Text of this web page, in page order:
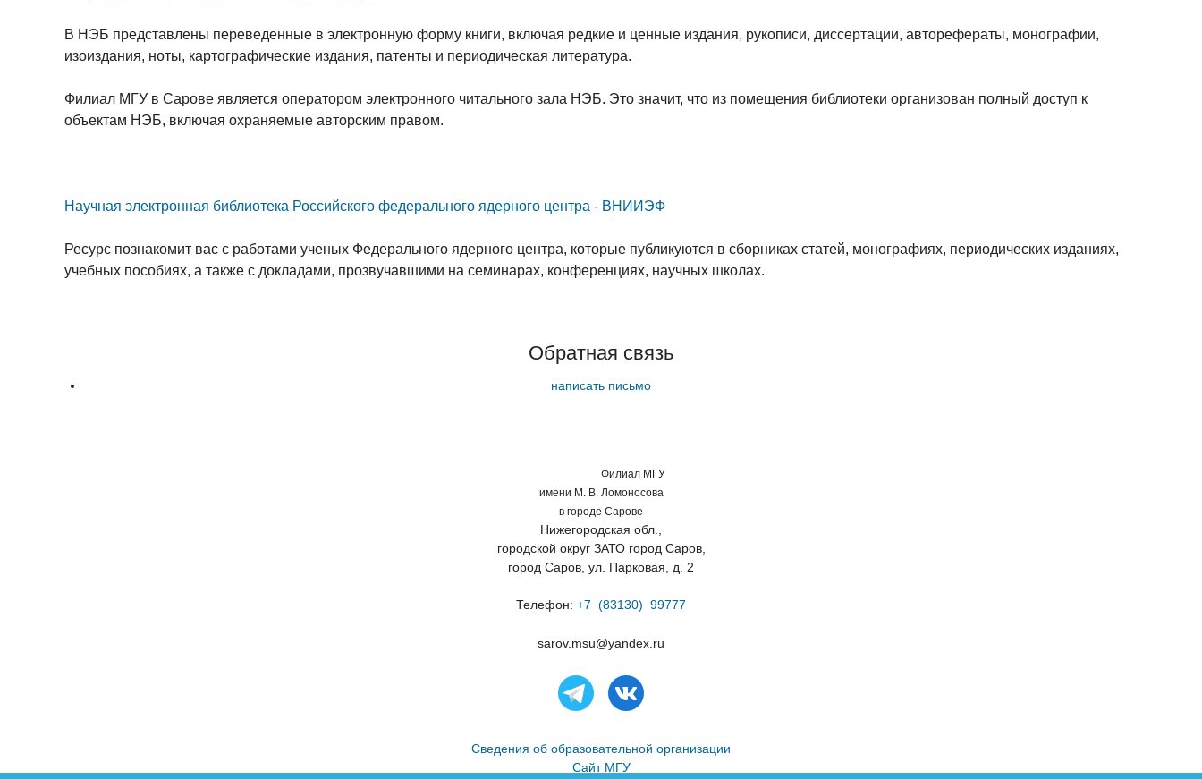
В НЭБ представлены переведенные в электронную форму книги, включая редкие и ценные издания, рукописи, диссертации, авторефераты, монографии,
изоиздания, ноты, картографические издания, патенты и периодическая литература.
Филиал МГУ в Сарове является оператором электронного читального зала НЭБ. Это значит, что из помещения библиотеки организован полный доступ к
объектам НЭБ, включая охраняемые авторским правом.
Научная электронная библиотека Российского федерального ядерного центра - ВНИИЭФ
Ресурс познакомит вас с работами ученых Федерального ядерного центра, которые публикуются в сборниках статей, монографиях, периодических изданиях,
учебных пособиях, а также с докладами, прозвучавшими на семинарах, конференциях, научных школах.
Обратная связь
написать письмо
Филиал МГУ
имени М. В. Ломоносова
в городе Сарове
Нижегородская обл.,
городской округ ЗАТО город Саров,
город Саров, ул. Парковая, д. 2
Телефон: +7 (83130) 99777
sarov.msu@yandex.ru
Сведения об образовательной организации
Сайт МГУ